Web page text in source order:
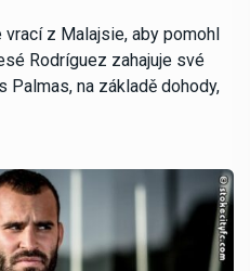
z Malajsie, aby pomohl
Rodríguez zahajuje své
na základě dohody,